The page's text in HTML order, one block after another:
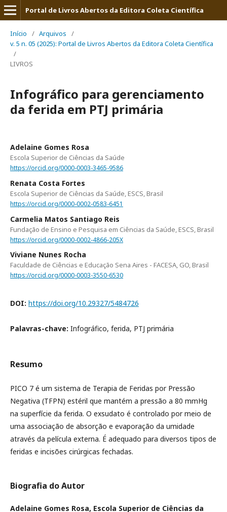
Portal de Livros Abertos da Editora Coleta Científica
Início / Arquivos
/
v. 5 n. 05 (2025): Portal de Livros Abertos da Editora Coleta Científica
/
LIVROS
Infográfico para gerenciamento
da ferida em PTJ primária
Adelaine Gomes Rosa
Escola Superior de Ciências da Saúde
https://orcid.org/0000-0003-3465-9586
Renata Costa Fortes
Escola Superior de Ciências da Saúde, ESCS, Brasil
https://orcid.org/0000-0002-0583-6451
Carmelia Matos Santiago Reis
Fundação de Ensino e Pesquisa em Ciências da Saúde, ESCS, Brasil
https://orcid.org/0000-0002-4866-205X
Viviane Nunes Rocha
Faculdade de Ciências e Educação Sena Aires - FACESA, GO, Brasil
https://orcid.org/0000-0003-3550-6530
DOI: https://doi.org/10.29327/5484726
Palavras-chave: Infográfico, ferida, PTJ primária
Resumo
PICO 7 é um sistema de Terapia de Feridas por Pressão
Negativa (TFPN) estéril que mantém a pressão a 80 mmHg
na superfície da ferida. O exsudato é controlado por meio de
uma associação de absorção e evaporação da umidade
através da película externa. É adequado para diversos tipos de
feridas e incisões cirúrgicas fechadas.
Biografia do Autor
Adelaine Gomes Rosa, Escola Superior de Ciências da